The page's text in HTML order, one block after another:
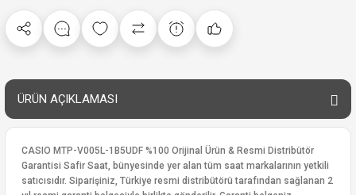
ÜRÜN AÇIKLAMASI
CASIO MTP-V005L-1B5UDF %100 Orijinal Ürün & Resmi Distribütör
Garantisi Safir Saat, bünyesinde yer alan tüm saat markalarının yetkili
satıcısıdır. Siparişiniz, Türkiye resmi distribütörü tarafından sağlanan 2